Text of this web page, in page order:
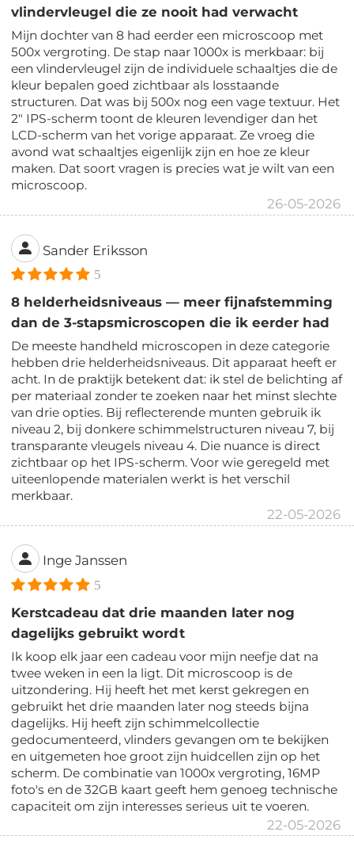
vlindervleugel die ze nooit had verwacht
Mijn dochter van 8 had eerder een microscoop met
500x vergroting. De stap naar 1000x is merkbaar: bij
een vlindervleugel zijn de individuele schaaltjes die de
kleur bepalen goed zichtbaar als losstaande
structuren. Dat was bij 500x nog een vage textuur. Het
2" IPS-scherm toont de kleuren levendiger dan het
LCD-scherm van het vorige apparaat. Ze vroeg die
avond wat schaaltjes eigenlijk zijn en hoe ze kleur
maken. Dat soort vragen is precies wat je wilt van een
microscoop.
26-05-2026
Sander Eriksson
5
8 helderheidsniveaus — meer fijnafstemming
dan de 3-stapsmicroscopen die ik eerder had
De meeste handheld microscopen in deze categorie
hebben drie helderheidsniveaus. Dit apparaat heeft er
acht. In de praktijk betekent dat: ik stel de belichting af
per materiaal zonder te zoeken naar het minst slechte
van drie opties. Bij reflecterende munten gebruik ik
niveau 2, bij donkere schimmelstructuren niveau 7, bij
transparante vleugels niveau 4. Die nuance is direct
zichtbaar op het IPS-scherm. Voor wie geregeld met
uiteenlopende materialen werkt is het verschil
merkbaar.
22-05-2026
Inge Janssen
5
Kerstcadeau dat drie maanden later nog
dagelijks gebruikt wordt
Ik koop elk jaar een cadeau voor mijn neefje dat na
twee weken in een la ligt. Dit microscoop is de
uitzondering. Hij heeft het met kerst gekregen en
gebruikt het drie maanden later nog steeds bijna
dagelijks. Hij heeft zijn schimmelcollectie
gedocumenteerd, vlinders gevangen om te bekijken
en uitgemeten hoe groot zijn huidcellen zijn op het
scherm. De combinatie van 1000x vergroting, 16MP
foto's en de 32GB kaart geeft hem genoeg technische
capaciteit om zijn interesses serieus uit te voeren.
22-05-2026